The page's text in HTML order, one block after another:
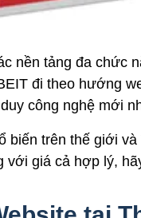
nền tảng đa chức
đi theo hướng
công nghệ mới
biến trên thế giới
với giá cả hợp lý,